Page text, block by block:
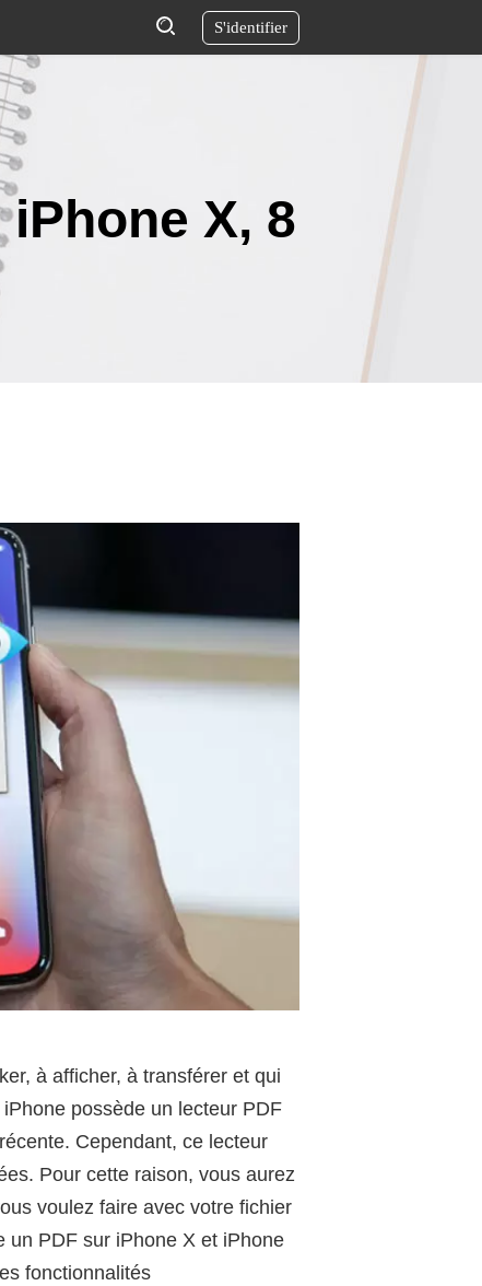
S'identifier
X, 8
à afficher, à transférer et qui
possède un lecteur PDF
Cependant, ce lecteur
Pour cette raison, vous aurez
voulez faire avec votre fichier
un PDF sur iPhone X et iPhone
fonctionnalités